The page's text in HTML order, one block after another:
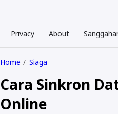
Privacy About
Home Siaga
Cara Sinkron
Online